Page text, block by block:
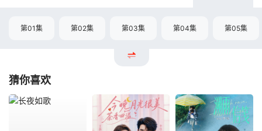
第01集 第02集 第03集 第04集 第05集
猜你喜欢